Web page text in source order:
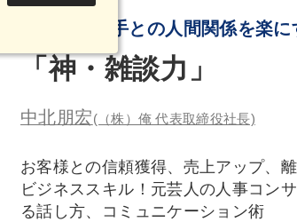
目の前の相手との人間関係を楽に
「神・雑談力」
中北朋宏(（株）俺 代表取締役社長)
お客様との信頼獲得、売上アップ、
ビジネススキル！元芸人の人事コン
る話し方、コミュニケーション術